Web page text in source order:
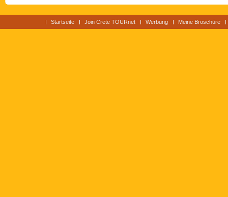
Startseite Join Crete TOURnet Werbung Meine Broschüre